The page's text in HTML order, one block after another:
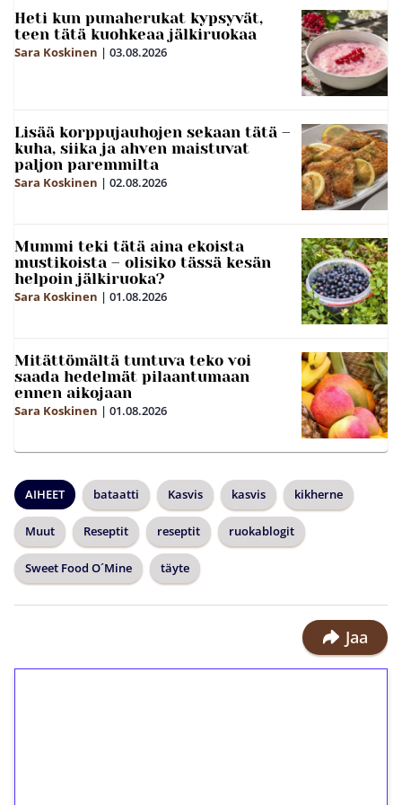
Heti kun punaherukat kypsyvät,
teen tätä kuohkeaa jälkiruokaa
Sara Koskinen | 03.08.2026
Lisää korppujauhojen sekaan tätä –
kuha, siika ja ahven maistuvat
paljon paremmilta
Sara Koskinen | 02.08.2026
Mummi teki tätä aina ekoista
mustikoista – olisiko tässä kesän
helpoin jälkiruoka?
Sara Koskinen | 01.08.2026
Mitättömältä tuntuva teko voi
saada hedelmät pilaantumaan
ennen aikojaan
Sara Koskinen | 01.08.2026
AIHEET bataatti Kasvis kasvis kikherne
Muut Reseptit reseptit ruokablogit
Sweet Food O´Mine täyte
Jaa